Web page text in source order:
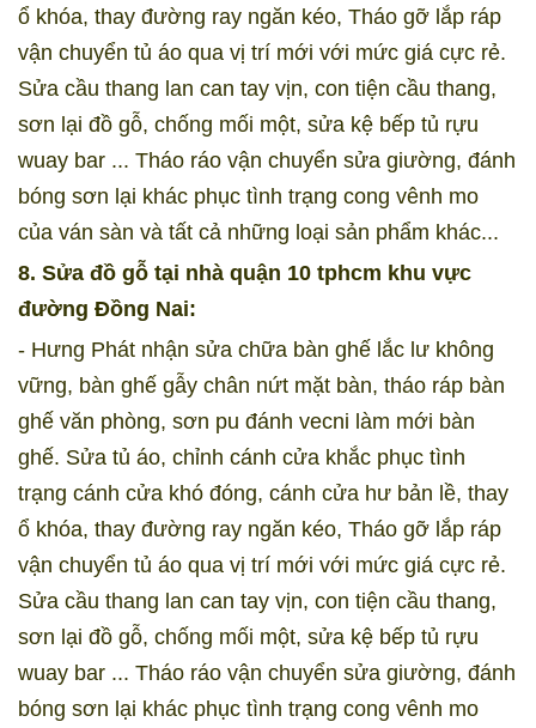
ổ khóa, thay đường ray ngăn kéo, Tháo gỡ lắp ráp
vận chuyển tủ áo qua vị trí mới với mức giá cực rẻ.
Sửa cầu thang lan can tay vịn, con tiện cầu thang,
sơn lại đồ gỗ, chống mối một, sửa kệ bếp tủ rựu
wuay bar ... Tháo ráo vận chuyển sửa giường, đánh
bóng sơn lại khác phục tình trạng cong vênh mo
của ván sàn và tất cả những loại sản phẩm khác...
8. Sửa đồ gỗ tại nhà quận 10 tphcm khu vực
đường Đồng Nai:
- Hưng Phát nhận sửa chữa bàn ghế lắc lư không
vững, bàn ghế gẫy chân nứt mặt bàn, tháo ráp bàn
ghế văn phòng, sơn pu đánh vecni làm mới bàn
ghế. Sửa tủ áo, chỉnh cánh cửa khắc phục tình
trạng cánh cửa khó đóng, cánh cửa hư bản lề, thay
ổ khóa, thay đường ray ngăn kéo, Tháo gỡ lắp ráp
vận chuyển tủ áo qua vị trí mới với mức giá cực rẻ.
Sửa cầu thang lan can tay vịn, con tiện cầu thang,
sơn lại đồ gỗ, chống mối một, sửa kệ bếp tủ rựu
wuay bar ... Tháo ráo vận chuyển sửa giường, đánh
bóng sơn lại khác phục tình trạng cong vênh mo